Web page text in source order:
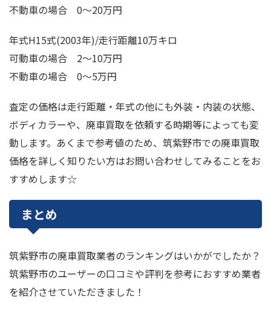
不動車の場合 0～20万円
年式H15式(2003年)/走行距離10万キロ
可動車の場合 2～10万円
不動車の場合 0～5万円
査定の価格は走行距離・年式の他にも外装・内装の状態、
ボディカラーや、廃車買取を依頼する時期等によっても変
動します。あくまで参考値のため、筑紫野市での廃車買取
価格を詳しく知りたい方はお問い合わせしてみることをお
すすめします☆
まとめ
筑紫野市の廃車買取業者のランキングはいかがでしたか？
筑紫野市のユーザーの口コミや評判を参考におすすめ業者
を紹介させていただきました！